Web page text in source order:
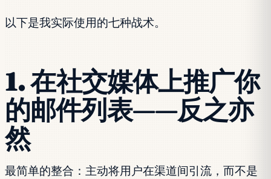
以下是我实际使用的七种战术。
1. 在社交媒体上推广你
的邮件列表——反之亦
然
最简单的整合：主动将用户在渠道间引流，而不是